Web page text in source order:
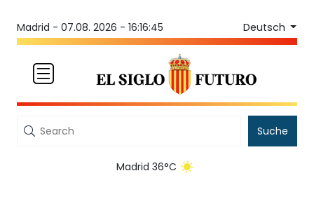
Madrid - 07.08. 2026 - 16:16:45 Deutsch
Suche
Madrid 36°C